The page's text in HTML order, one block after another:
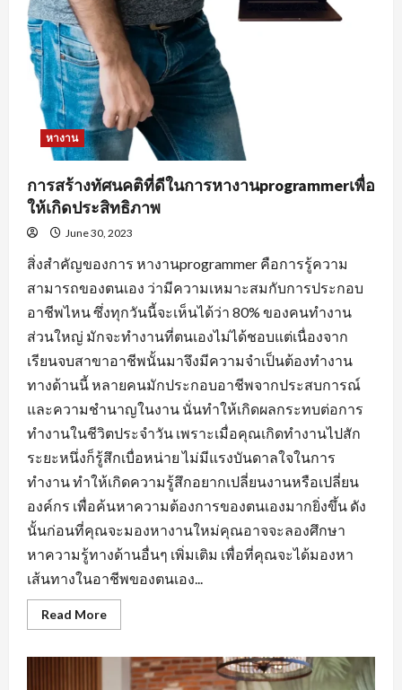
หางาน
การสร้างทัศนคติที่ดีในการหางานprogrammerเพื่อ
ให้เกิดประสิทธิภาพ
June 30, 2023
สิ่งสำคัญของการ หางานprogrammer คือการรู้ความ
สามารถของตนเอง ว่ามีความเหมาะสมกับการประกอบ
อาชีพไหน ซึ่งทุกวันนี้จะเห็นได้ว่า 80% ของคนทำงาน
ส่วนใหญ่ มักจะทำงานที่ตนเองไม่ได้ชอบแต่เนื่องจาก
เรียนจบสาขาอาชีพนั้นมาจึงมีความจำเป็นต้องทำงาน
ทางด้านนี้ หลายคนมักประกอบอาชีพจากประสบการณ์
และความชำนาญในงาน นั่นทำให้เกิดผลกระทบต่อการ
ทำงานในชีวิตประจำวัน เพราะเมื่อคุณเกิดทำงานไปสัก
ระยะหนึ่งก็รู้สึกเบื่อหน่าย ไม่มีแรงบันดาลใจในการ
ทำงาน ทำให้เกิดความรู้สึกอยากเปลี่ยนงานหรือเปลี่ยน
องค์กร เพื่อค้นหาความต้องการของตนเองมากยิ่งขึ้น ดัง
นั้นก่อนที่คุณจะมองหางานใหม่คุณอาจจะลองศึกษา
หาความรู้ทางด้านอื่นๆ เพิ่มเติม เพื่อที่คุณจะได้มองหา
เส้นทางในอาชีพของตนเอง...
Read MoreRead
more
สร้าง
ทัศนคติ